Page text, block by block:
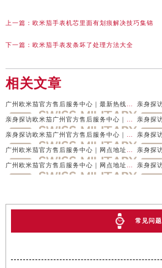
上一篇： 欧米茄手表机芯里面有划痕解决技巧集锦
下一篇： 欧米茄手表发条坏了处理方法大全
相关文章
广州欧米茄官方售后服务中心｜最新热线及官方维修地址权威信息公示（2026年7月最新）
亲身探访欧米茄广州官方售后服务中心｜最新热线电话与地址（2026年7月最新）
亲身探访欧米茄广州官方售后服务中心｜服务电话与网点地址（2026年6月最新）
广州欧米茄官方售后服务中心｜网点地址及热线权威信息公示（2026年6月最新）
广州欧米茄官方售后服务中心｜网点地址和官方电话权威信息公示（2026年6月最新）
常见问题